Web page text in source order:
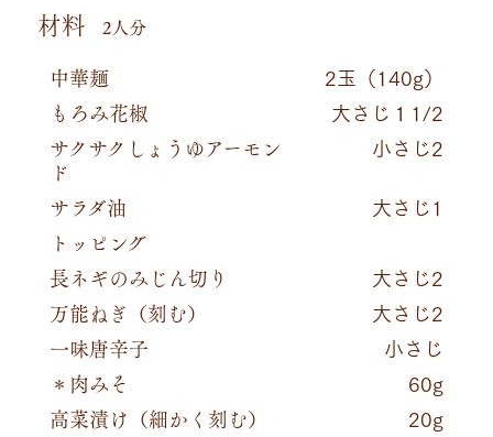
材料 2人分
中華麺 2玉（140g）
もろみ花椒 大さじ１1/2
サクサクしょうゆアーモン
ド
小さじ2
サラダ油 大さじ1
トッピング
長ネギのみじん切り
大さじ2
万能ねぎ（刻む） 大さじ2
一味唐辛子 小さじ
＊肉みそ 60g
高菜漬け（細かく刻む） 20g